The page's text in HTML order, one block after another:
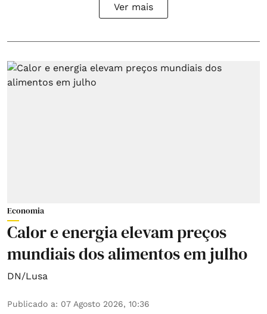
Ver mais
Economia
Calor e energia elevam preços
mundiais dos alimentos em julho
DN/Lusa
Publicado a: 07 Agosto 2026, 10:36